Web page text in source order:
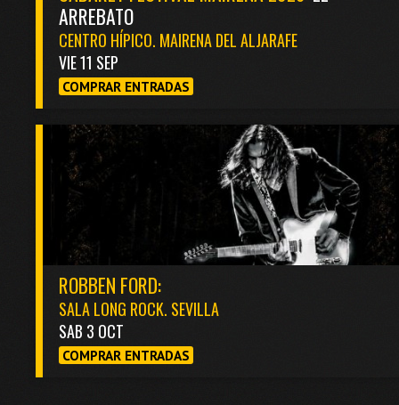
ARREBATO
CENTRO HÍPICO. MAIRENA DEL ALJARAFE
VIE 11 SEP
COMPRAR ENTRADAS
ROBBEN FORD:
SALA LONG ROCK. SEVILLA
SAB 3 OCT
COMPRAR ENTRADAS